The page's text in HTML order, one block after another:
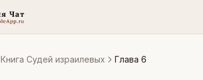
Книга Судей израилевых Глава 6